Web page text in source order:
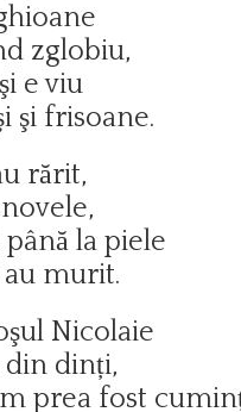
zglobiu,
e viu
şi frisoane.
rărit,
la piele
murit.
Nicolaie
din dinți,
prea fost